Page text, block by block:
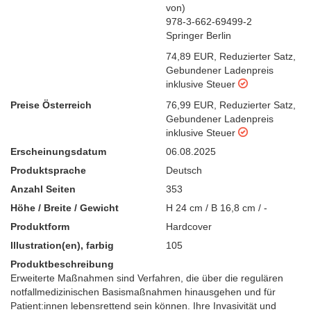
von)
978-3-662-69499-2
Springer Berlin
74,89 EUR
Reduzierter Satz
Gebundener Ladenpreis
inklusive Steuer
Preise Österreich
76,99 EUR Reduzierter Satz
Gebundener Ladenpreis
inklusive Steuer
Erscheinungsdatum
06.08.2025
Produktsprache
Deutsch
Anzahl Seiten
353
Höhe / Breite / Gewicht
H 24 cm / B 16,8 cm / -
Produktform
Hardcover
Illustration(en), farbig
105
Produktbeschreibung
Erweiterte Maßnahmen sind Verfahren, die über die regulären
notfallmedizinischen Basismaßnahmen hinausgehen und für
Patient:innen lebensrettend sein können. Ihre Invasivität und